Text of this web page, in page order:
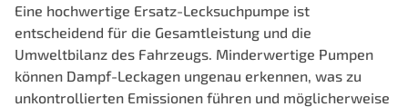
Eine hochwertige Ersatz-Lecksuchpumpe ist
entscheidend für die Gesamtleistung und die
Umweltbilanz des Fahrzeugs. Minderwertige Pumpen
können Dampf-Leckagen ungenau erkennen, was zu
unkontrollierten Emissionen führen und möglicherweise